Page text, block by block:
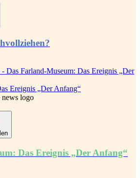
Ereignis „Der Anfang“
Das Ereignis „Der Anfang“